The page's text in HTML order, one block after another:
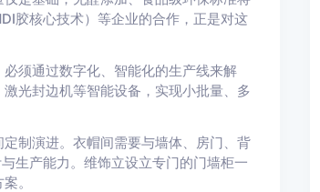
胶核心技术）等企业的合作，正是对这
须通过数字化、智能化的生产线来解
光封边机等智能设备，实现小批量、多
制演进。衣帽间需要与墙体、房门、背
生产能力。维饰立设立专门的门墙柜一
。